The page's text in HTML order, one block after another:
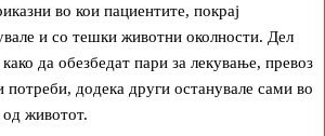
во кои пациентите, покрај
и со тешки животни околности. Дел
да обезбедат пари за лекување, превоз
додека други останувале сами во
животот.